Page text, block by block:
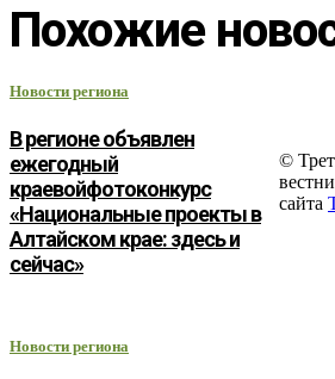
Похожие
Новости региона
В регионе объявлен
ежегодный
краевойфотоконкурс
«Национальные проекты в
Алтайском крае: здесь и
сейчас»
Новости региона
©
сайта